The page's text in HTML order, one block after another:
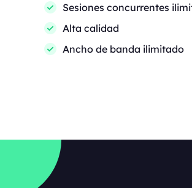
Sesiones concurrentes
Alta calidad
Ancho de banda ilimitado